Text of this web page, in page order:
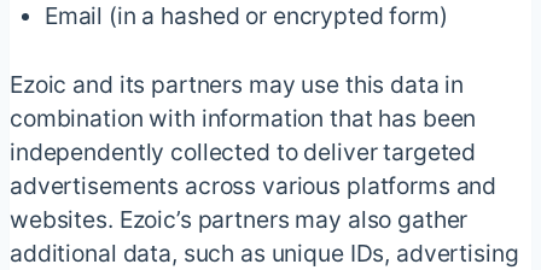
Email (in a hashed or encrypted form)
Ezoic and its partners may use this data in
combination with information that has been
independently collected to deliver targeted
advertisements across various platforms and
websites. Ezoic’s partners may also gather
additional data, such as unique IDs, advertising